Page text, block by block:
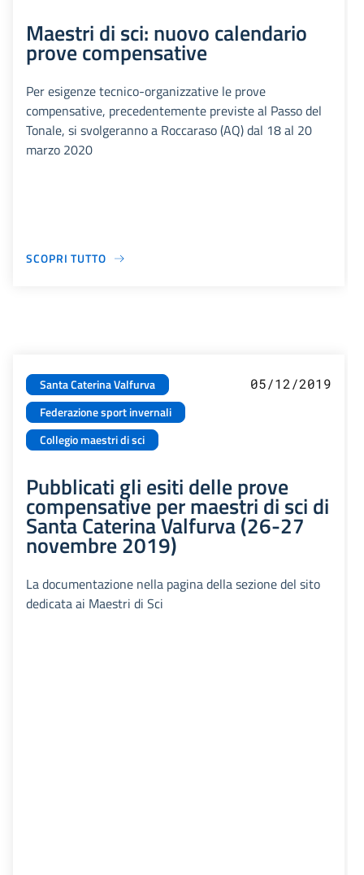
Maestri di sci: nuovo calendario
prove compensative
Per esigenze tecnico-organizzative le prove
compensative, precedentemente previste al Passo del
Tonale, si svolgeranno a Roccaraso (AQ) dal 18 al 20
marzo 2020
SCOPRI TUTTO
Santa Caterina Valfurva
Federazione sport invernali
Collegio maestri di sci
05/12/2019
Pubblicati gli esiti delle prove
compensative per maestri di sci di
Santa Caterina Valfurva (26-27
novembre 2019)
La documentazione nella pagina della sezione del sito
dedicata ai Maestri di Sci